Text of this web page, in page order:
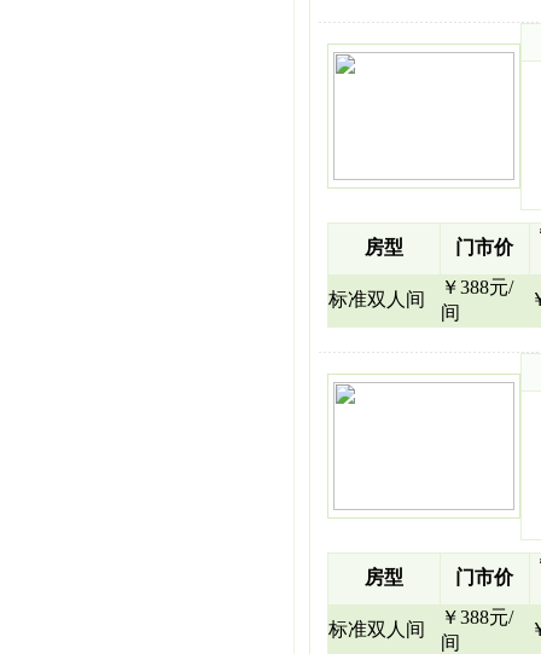
房型 门市价
标准双人间
￥388元/
间
房型 门市价
标准双人间
￥388元/
间